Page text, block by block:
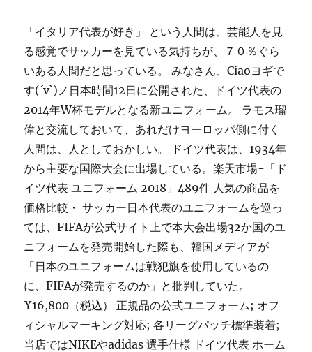
「イタリア代表が好き」 という人間は、芸能人を見
る感覚でサッカーを見ている気持ちが、７０％ぐら
いある人間だと思っている。 みなさん、Ciaoヨギで
す(´v`)ノ日本時間12日に公開された、ドイツ代表の
2014年W杯モデルとなる新ユニフォーム。 ラモス瑠
偉と交流しておいて、あれだけヨーロッパ側に付く
人間は、人としておかしい。 ドイツ代表は、1934年
から主要な国際大会に出場している。楽天市場-「ド
イツ代表 ユニフォーム 2018」489件 人気の商品を
価格比較・ サッカー日本代表のユニフォームを巡っ
ては、FIFAが公式サイト上で本大会出場32か国のユ
ニフォームを発売開始した際も、韓国メディアが
「日本のユニフォームは戦犯旗を使用しているの
に、FIFAが発売するのか」と批判していた。
¥16,800（税込） 正規品の公式ユニフォーム; オフ
ィシャルマーキング対応; 各リーグパッチ標準装着;
当店ではNIKEやadidas 選手仕様 ドイツ代表 ホーム